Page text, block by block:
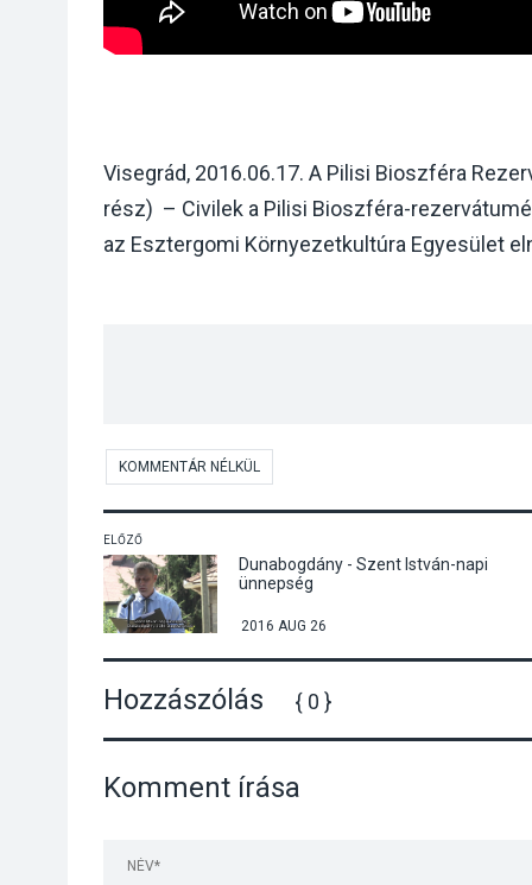
Visegrád, 2016.06.17. A Pilisi Bioszféra
rész) – Civilek a Pilisi Bioszféra-
az Esztergomi Környezetkultúra Egyesület
KOMMENTÁR NÉLKÜL
ELŐZŐ
Dunabogdány - Szent István-napi
ünnepség
2016 AUG 26
Hozzászólás { 0 }
Komment írása